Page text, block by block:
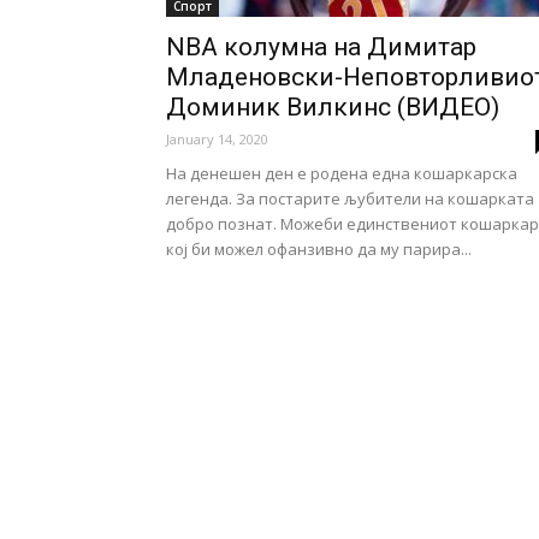
Спорт
NBA колумна на Димитар
Младеновски-
Доминик Вилкинс (ВИДЕО)
January 14, 2020
На денешен ден е родена една кошаркарска
легенда. За постарите љубители на кошарката
добро познат. Можеби единствениот кошаркар
кој би можел офанзивно да му парира...